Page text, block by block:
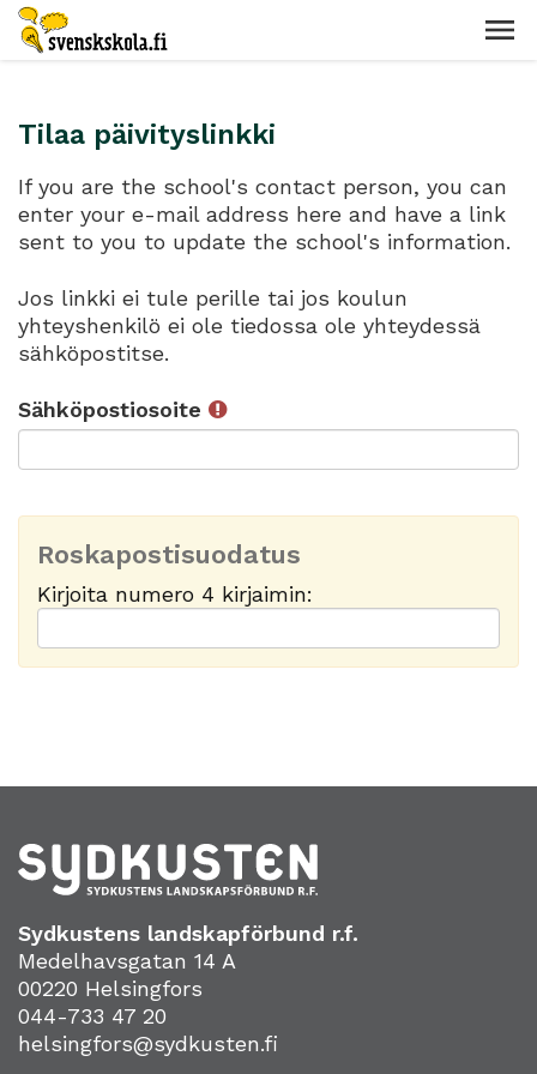
Tilaa päivityslinkki
If you are the school's contact person, you can
enter your e-mail address here and have a link
sent to you to update the school's information.
Jos linkki ei tule perille tai jos koulun
yhteyshenkilö ei ole tiedossa ole yhteydessä
sähköpostitse.
Sähköpostiosoite
Roskapostisuodatus
Kirjoita numero 4 kirjaimin:
Sydkustens landskapförbund r.f.
Medelhavsgatan 14 A
00220 Helsingfors
044-733 47 20
helsingfors@sydkusten.fi